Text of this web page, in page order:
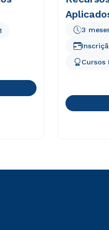
3
Cursos